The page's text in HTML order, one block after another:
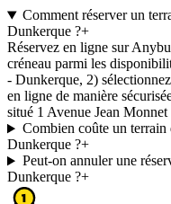
Comment réserver un
Dunkerque ?+
Réservez en ligne sur
créneau parmi les
- Dunkerque, 2)
en ligne de manière
situé 1 Avenue Jean
Combien coûte un
Dunkerque ?+
Peut-on annuler une
Dunkerque ?+